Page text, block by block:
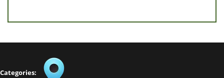
Categories: